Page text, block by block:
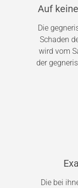
Auf
Die
Schaden
wird vom
der
Die bei